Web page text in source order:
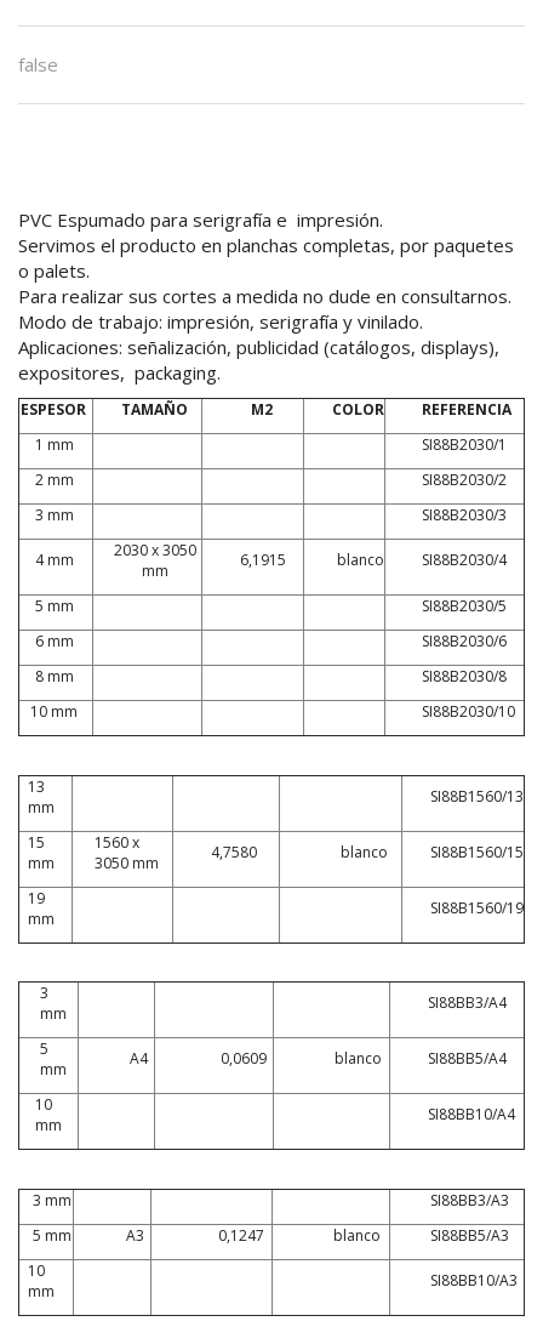
false
PVC Espumado para serigrafía e impresión.
Servimos el producto en planchas completas, por paquetes
o palets.
Para realizar sus cortes a medida no dude en consultarnos.
Modo de trabajo: impresión, serigrafía y vinilado.
Aplicaciones: señalización, publicidad (catálogos, displays),
expositores, packaging.
ESPESOR TAMAÑO M2 COLOR
REFERENCIA
1 mm
SI88B2030/1
2 mm
SI88B2030/2
3 mm
SI88B2030/3
4 mm
2030 x 3050
mm
6,1915 blanco SI88B2030/4
5 mm
SI88B2030/5
6 mm
SI88B2030/6
8 mm
SI88B2030/8
10 mm
SI88B2030/10
13
mm
SI88B1560/13
15
mm
1560 x
3050 mm
4,7580 blanco SI88B1560/15
19
mm
SI88B1560/19
3
mm
SI88BB3/A4
5
mm
A4 0,0609 blanco SI88BB5/A4
10
mm
SI88BB10/A4
3 mm
SI88BB3/A3
5 mm
A3 0,1247 blanco
SI88BB5/A3
10
mm
SI88BB10/A3